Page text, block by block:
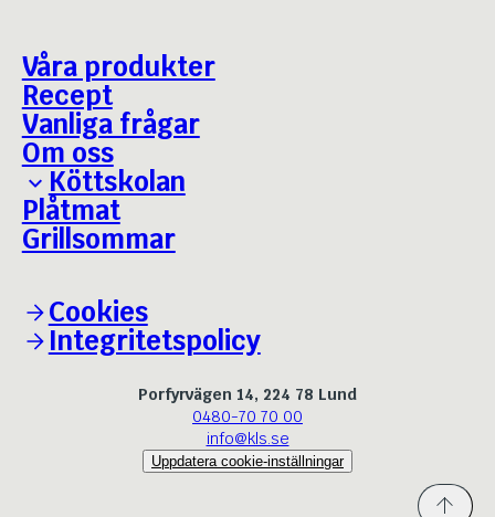
Våra produkter
Recept
Vanliga frågar
Om oss
Köttskolan
Grillguiden
Bäst i test - Julskinka
Plåtmat
Grillsommar
Cookies
Integritetspolicy
Porfyrvägen 14, 224 78 Lund
0480-70 70 00
info@kls.se
Uppdatera cookie-inställningar